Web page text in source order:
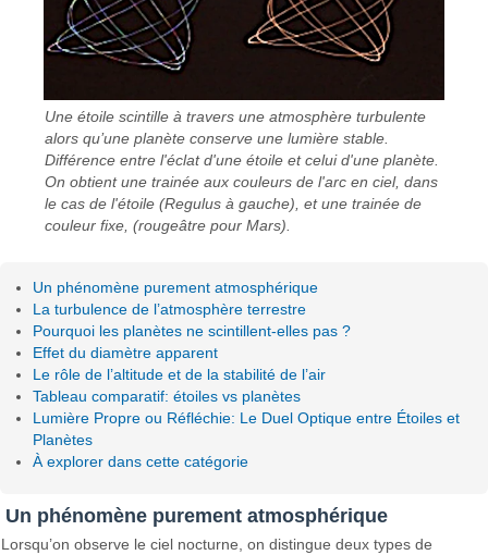
Une étoile scintille à travers une atmosphère turbulente
alors qu’une planète conserve une lumière stable.
Différence entre l'éclat d'une étoile et celui d'une planète.
On obtient une trainée aux couleurs de l'arc en ciel, dans
le cas de l'étoile (Regulus à gauche), et une trainée de
couleur fixe, (rougeâtre pour Mars).
Un phénomène purement atmosphérique
La turbulence de l’atmosphère terrestre
Pourquoi les planètes ne scintillent-elles pas ?
Effet du diamètre apparent
Le rôle de l’altitude et de la stabilité de l’air
Tableau comparatif: étoiles vs planètes
Lumière Propre ou Réfléchie: Le Duel Optique entre Étoiles et
Planètes
À explorer dans cette catégorie
Un phénomène purement atmosphérique
Lorsqu’on observe le ciel nocturne, on distingue deux types de